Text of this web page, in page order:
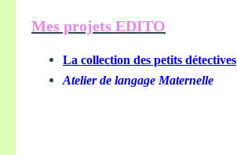
Mes projets EDITO
La collection des petits détectives
Atelier de langage Maternelle